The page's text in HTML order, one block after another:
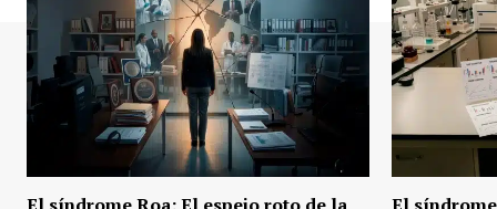
El síndrome Roa: El espejo roto de la El